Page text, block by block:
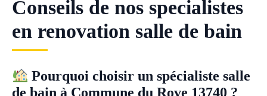
Conseils de nos specialistes
en renovation salle de bain
Pourquoi choisir un spécialiste salle
de bain à Commune du Rove 13740 ?